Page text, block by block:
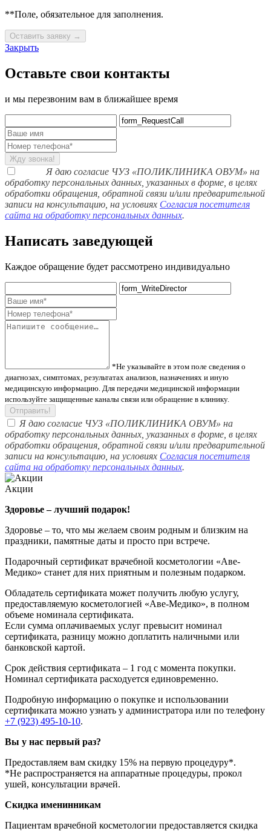
**Поле, обязательное для заполнения.
Оставить заявку →
Закрыть
Оставьте свои контакты
и мы перезвоним вам в ближайшее время
Жду звонка!
Я даю согласие ЧУЗ «ПОЛИКЛИНИКА ОВУМ» на
обработку персональных данных, указанных в форме, в целях
обработки обращения, обратной связи и/или предварительной
записи на консультацию, на условиях Согласия посетителя
сайта на обработку персональных данных.
Написать заведующей
Каждое обращение будет рассмотрено индивидуально
*Не указывайте в этом поле сведения о
диагнозах, симптомах, результатах анализов, назначениях и иную
медицинскую информацию. Для передачи медицинской информации
используйте защищенные каналы связи или обращение в клинику.
Отправить!
Я даю согласие ЧУЗ «ПОЛИКЛИНИКА ОВУМ» на
обработку персональных данных, указанных в форме, в целях
обработки обращения, обратной связи и/или предварительной
записи на консультацию, на условиях Согласия посетителя
сайта на обработку персональных данных.
Акции
Здоровье – лучший подарок!
Здоровье – то, что мы желаем своим родным и близким на
праздники, памятные даты и просто при встрече.
Подарочный сертификат врачебной косметологии «Аве-
Медико» станет для них приятным и полезным подарком.
Обладатель сертификата может получить любую услугу,
предоставляемую косметологией «Аве-Медико», в полном
объеме номинала сертификата.
Если сумма оплачиваемых услуг превысит номинал
сертификата, разницу можно доплатить наличными или
банковской картой.
Срок действия сертификата – 1 год с момента покупки.
Номинал сертификата расходуется единовременно.
Подробную информацию о покупке и использовании
сертификата можно узнать у администратора или по телефону
+7 (923) 495-10-10.
Вы у нас первый раз?
Предоставляем вам скидку 15% на первую процедуру*.
*Не распространяется на аппаратные процедуры, прокол
ушей, консультации врачей.
Скидка именинникам
Пациентам врачебной косметологии предоставляется скидка